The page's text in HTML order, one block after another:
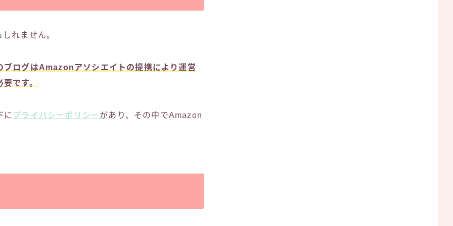
れません。
ログはAmazonアソシエイトの提携により運営
です。
に プライバシーポリシーがあり、その中でAmazon